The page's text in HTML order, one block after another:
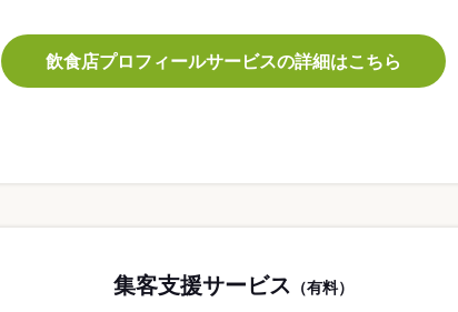
飲食店プロフィールサービスの詳細はこちら
集客支援サービス （有料）